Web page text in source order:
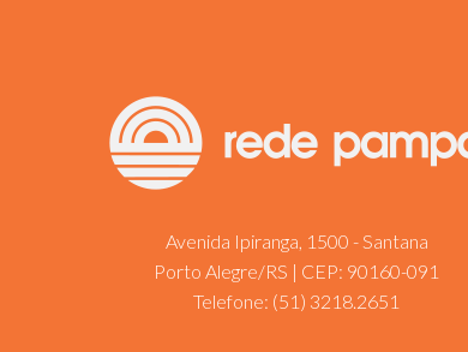
Avenida Ipiranga, 1500 - Santana
Porto Alegre/RS | CEP: 90160-091
Telefone: (51) 3218.2651